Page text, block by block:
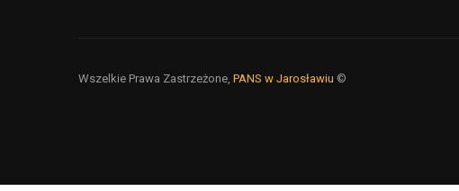
Wszelkie Prawa Zastrzeżone, PANS w Jarosławiu ©